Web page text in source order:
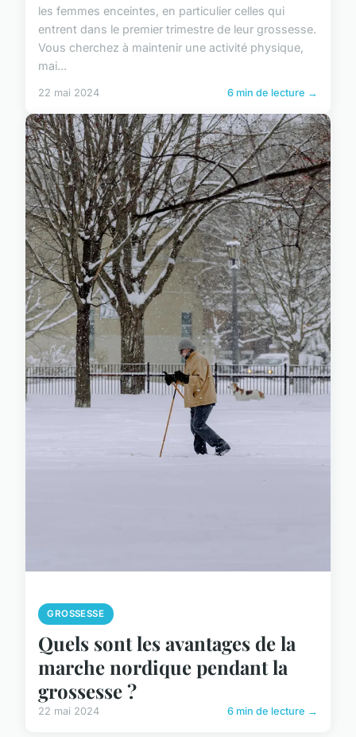
les femmes enceintes, en particulier celles qui
entrent dans le premier trimestre de leur grossesse.
Vous cherchez à maintenir une activité physique,
mai...
22 mai 2024 6 min de lecture →
GROSSESSE
Quels sont les avantages de la
marche nordique pendant la
grossesse ?
22 mai 2024 6 min de lecture →